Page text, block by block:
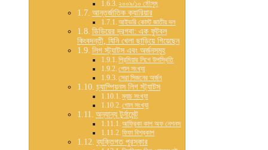
২০০৯/১০ মৌসুম
আন্তর্জাতিক ক্যারিয়ার
আইভরি কোস্ট জাতীয় দল
ডিডিয়ের দ্রগবা: এক ফুটবল
কিংবদন্তী, যিনি খেলা ছাড়িয়ে গিয়েছেন
লিগ স্ট্যাটস এবং অর্জনসমূহ
প্রিমিয়ার লিগে উপস্থিতি
গোল সংখ্যা
সেরা সিজনের অর্জন
চ্যাম্পিয়নস লিগ স্ট্যাটস
ম্যাচ সংখ্যা
গোল সংখ্যা
অন্যান্য টুর্নামেন্ট
আফ্রিকা কাপ অফ নেশনস
ফিফা বিশ্বকাপ
ব্যক্তিগত পুরস্কার